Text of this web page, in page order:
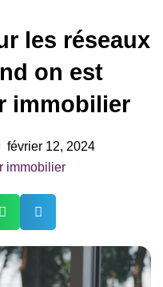
les réseaux
on est
immobilier
février 12, 2024
immobilier